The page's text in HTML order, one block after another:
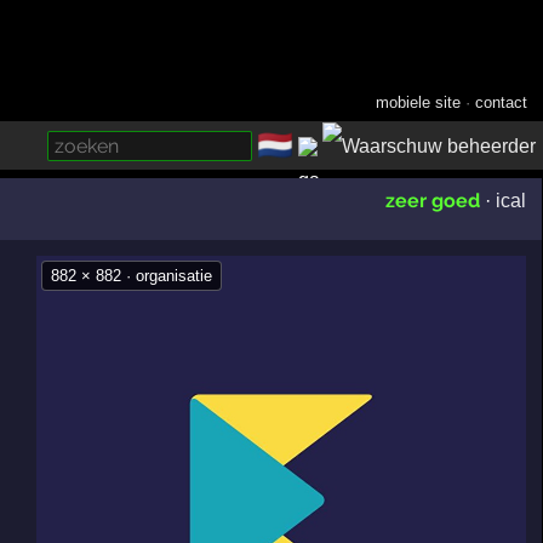
mobiele site ·contact
🇳🇱
zeer goed · ical
882 × 882 · organisatie